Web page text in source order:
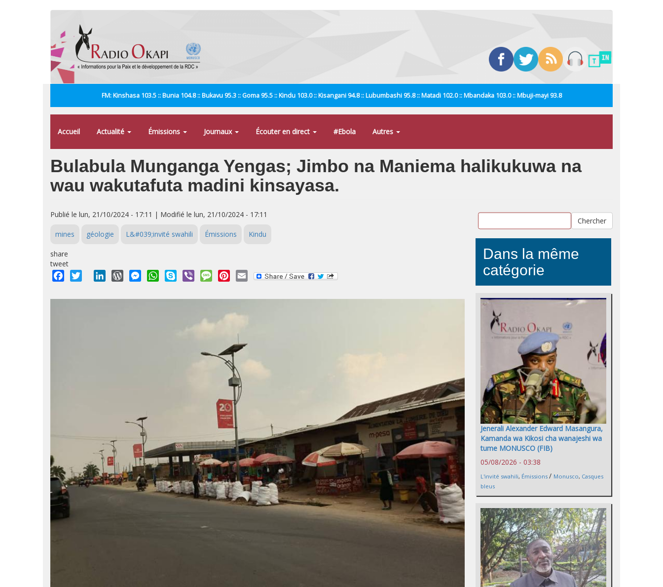
FM: Kinshasa 103.5 :: Bunia 104.8 :: Bukavu 95.3 :: Goma 95.5 :: Kindu 103.0 :: Kisangani 94.8 :: Lubumbashi 95.8 :: Matadi 102.0 :: Mbandaka 103.0 :: Mbuji-mayi 93.8
Accueil Actualité Émissions Journaux Écouter en direct #Ebola Autres
Bulabula Munganga Yengas; Jimbo na Maniema halikukuwa na
wau wakutafuta madini kinsayasa.
Publié le lun, 21/10/2024 - 17:11 | Modifié le lun, 21/10/2024 - 17:11
mines géologie L&#039;invité swahili Émissions Kindu
share
tweet
Facebook
Twitter LinkedInWordPressMessengerWhatsApp
Skype Viber MessagePinterest
Email
Chercher
Dans la même
catégorie
Jenerali Alexander Edward Masangura,
Kamanda wa Kikosi cha wanajeshi wa
tume MONUSCO (FIB)
05/08/2026 - 03:38
L'invité swahili, Émissions / Monusco, Casques
bleus